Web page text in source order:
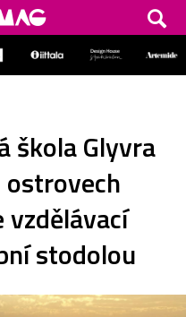
škola Glyvra
ostrovech
stodolou